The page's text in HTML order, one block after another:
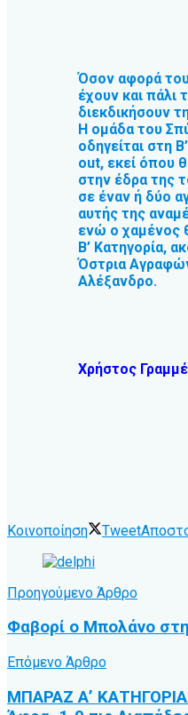
Όσον αφορά
έχουν και πάλι
διεκδικήσουν
Η ομάδα του
οδηγείται στη
out, εκεί όπου
στην έδρα της
σε έναν ή δύο
αυτής της
ενώ ο χαμένος
Β’ Κατηγορία,
Όστρια
Αλέξανδρο.
Χρήστος
Κοινοποίηση Tweet
Προηγούμενο Άρθρο
Φαβορί ο Μπολάνο
Επόμενο Άρθρο
ΜΠΑΡΑΖ Α’